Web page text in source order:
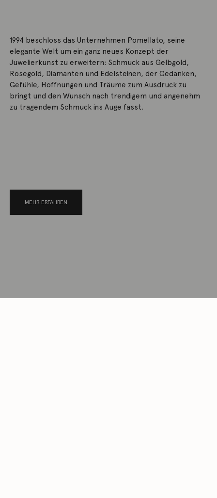
1994 beschloss das Unternehmen Pomellato, seine
elegante Welt um ein ganz neues Konzept der
Juwelierkunst zu erweitern: Schmuck aus Gelbgold,
Rosegold, Diamanten und Edelsteinen, der Gedanken,
Gefühle, Hoffnungen und Träume zum Ausdruck zu
bringt und den Wunsch nach trendigem und angenehm
zu tragendem Schmuck ins Auge fasst.
MEHR ERFAHREN